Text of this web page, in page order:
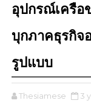
อุปกรณ์เครื
บุกภาคธุรกิจ
รูปแบบ
Thesiamese 3